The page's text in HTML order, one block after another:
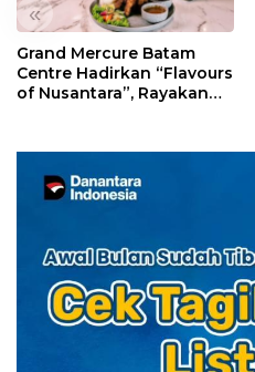
«
Grand Mercure Batam
Centre Hadirkan “Flavours
of Nusantara”, Rayakan